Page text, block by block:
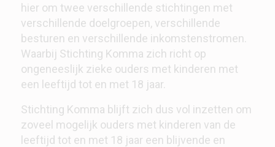
hier om twee verschillende stichtingen met
verschillende doelgroepen, verschillende
besturen en verschillende inkomstenstromen.
Waarbij Stichting Komma zich richt op
ongeneeslijk zieke ouders met kinderen met
een leeftijd tot en met 18 jaar.
Stichting Komma blijft zich dus vol inzetten om
zoveel mogelijk ouders met kinderen van de
leeftijd tot en met 18 jaar een blijvende en